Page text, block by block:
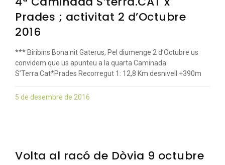
Prades ; activitat 2 d’Octubre
2016
*** Biribins Bona nit Gaterus, Pel diumenge 2 d’Octubre us
convidem que us apunteu a la quarta Caminada
S’Terra.Cat*Prades Recorregut 1: 12,8 Km desnivell +390m
5 de desembre de 2016
Volta al racó de Dòvia 9 octubre